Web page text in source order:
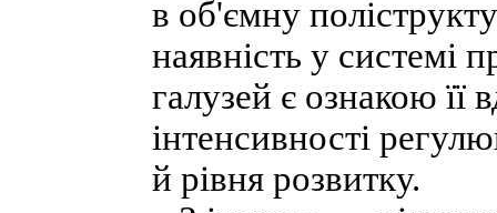
в об'ємну
наявність у системі
галузей є ознакою її
інтенсивності
й рівня розвитку.